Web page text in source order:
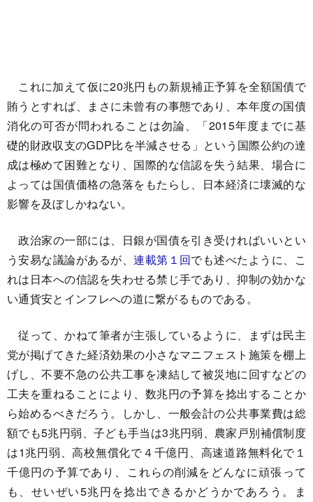
これに加えて仮に20兆円もの新規補正予算を全額国債で
賄うとすれば、まさに未曾有の事態であり、本年度の国債
消化の可否が問われることは勿論、「2015年度までに基
礎的財政収支のGDP比を半減させる」という国際公約の達
成は極めて困難となり、国際的な信認を失う結果、場合に
よっては国債価格の急落をもたらし、日本経済に壊滅的な
影響を及ぼしかねない。
政治家の一部には、日銀が国債を引き受ければいいとい
う安易な議論があるが、連載第１回でも述べたように、こ
れは日本への信認を失わせる禁じ手であり、抑制の効かな
い通貨安とインフレへの道に繋がるものである。
従って、かねて筆者が主張しているように、まずは民主
党が掲げてきた経済効果の小さなマニフェスト施策を棚上
げし、不要不急の公共工事を凍結して被災地に回すなどの
工夫を重ねることにより、数兆円の予算を捻出することか
ら始めるべきだろう。しかし、一般会計の公共事業費は総
額でも5兆円弱、子ども手当は3兆円弱、農家戸別補償制度
は1兆円弱、高校無償化で４千億円、高速道路無料化で１
千億円の予算であり、これらの削減をどんなに頑張って
も、せいぜい5兆円を捻出できるかどうかであろう。ま